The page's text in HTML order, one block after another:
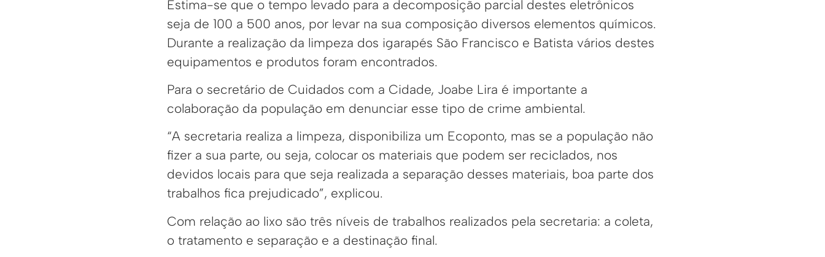
Estima-se que o tempo levado para a decomposição parcial destes eletrônicos
seja de 100 a 500 anos, por levar na sua composição diversos elementos químicos.
Durante a realização da limpeza dos igarapés São Francisco e Batista vários destes
equipamentos e produtos foram encontrados.
Para o secretário de Cuidados com a Cidade, Joabe Lira é importante a
colaboração da população em denunciar esse tipo de crime ambiental.
“A secretaria realiza a limpeza, disponibiliza um Ecoponto, mas se a população não
fizer a sua parte, ou seja, colocar os materiais que podem ser reciclados, nos
devidos locais para que seja realizada a separação desses materiais, boa parte dos
trabalhos fica prejudicado”, explicou.
Com relação ao lixo são três níveis de trabalhos realizados pela secretaria: a coleta,
o tratamento e separação e a destinação final.